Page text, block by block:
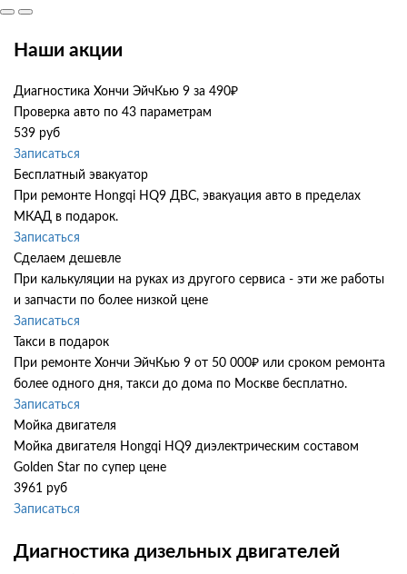
Наши акции
Диагностика Хончи ЭйчКью 9 за 490₽
Проверка авто по 43 параметрам
539 руб
Записаться
Бесплатный эвакуатор
При ремонте Hongqi HQ9 ДВС, эвакуация авто в пределах
МКАД в подарок.
Записаться
Сделаем дешевле
При калькуляции на руках из другого сервиса - эти же работы
и запчасти по более низкой цене
Записаться
Такси в подарок
При ремонте Хончи ЭйчКью 9 от 50 000₽ или сроком ремонта
более одного дня, такси до дома по Москве бесплатно.
Записаться
Мойка двигателя
Мойка двигателя Hongqi HQ9 диэлектрическим составом
Golden Star по супер цене
3961 руб
Записаться
Диагностика дизельных двигателей